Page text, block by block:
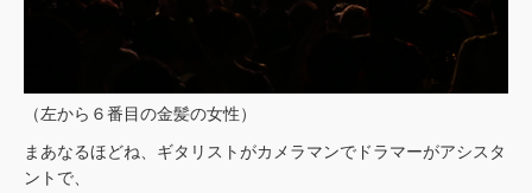
（左から６番目の金髪の女性）
まあなるほどね、ギタリストがカメラマンでドラマーがアシスタ
ントで、